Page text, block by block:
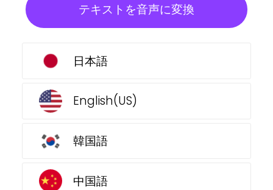
テキストを音声に変換
日本語
English(US)
韓国語
中国語